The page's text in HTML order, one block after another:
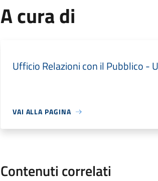
A cura di
Ufficio Relazioni con il Pubblico -
VAI ALLA PAGINA
Contenuti correlati